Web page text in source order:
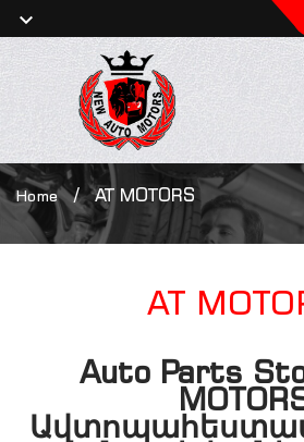
Home / AT MOTORS
AT
Auto Parts